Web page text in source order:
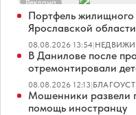
Реклама
Портфель жилищного
Ярославской
08.08.2026 13:54|
В Данилове после
отремонтировали
08.08.2026 12:13|
Мошенники развели
помощь иностранцу